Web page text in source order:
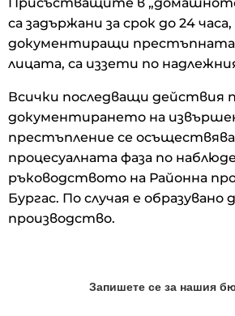
са задържани за срок до 24
документиращи
лицата, са иззети по
Всички последващи действия
документирането на
престъпление се
процесуалната фаза по
ръководството на Районна
Бургас. По случая е образувано
производство.